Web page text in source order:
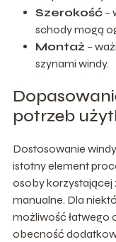
Szerokość–
schody mogą
Montaż –
szynami windy.
potrzeb
Dostosowanie
istotny element
osoby korzystającej
manualne. Dla
możliwość łatwego
obecność